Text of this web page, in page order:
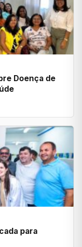
Doença de
para